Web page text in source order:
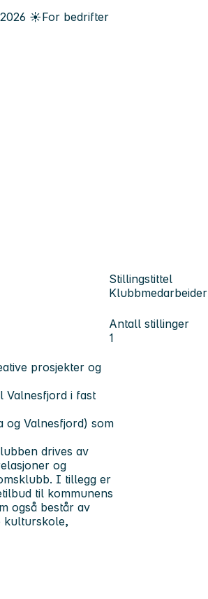
2026 ☀️For bedrifter
Stillingstittel
Klubbmedarbeider
Antall stillinger
1
prosjekter og
Valnesfjord i fast
og Valnesfjord) som
drives av
og
I tillegg er
til kommunens
også består av
kulturskole,